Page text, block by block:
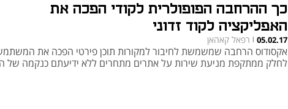
כך ההרחבה הפופולרית לקודי הפכה את
האפליקציה לקוד זדוני
05.02.17
| רפאל קאהאן
אקסודוס הרחבה שמשמשת לחיבור למקורות תוכן פירטי הפכה את
לחלק ממתקפת מניעת שירות על אתרים מתחרים ללא ידיעתם כנקמה של